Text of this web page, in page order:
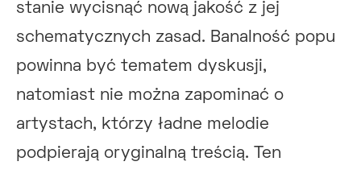
stanie wycisnąć nową jakość z jej
schematycznych zasad. Banalność popu
powinna być tematem dyskusji,
natomiast nie można zapominać o
artystach, którzy ładne melodie
podpierają oryginalną treścią. Ten